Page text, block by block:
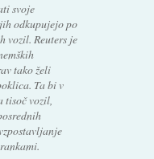
svoje
odkupujejo po
vozil. Reuters je
tako želi
Ta bi v
tisoč vozil,